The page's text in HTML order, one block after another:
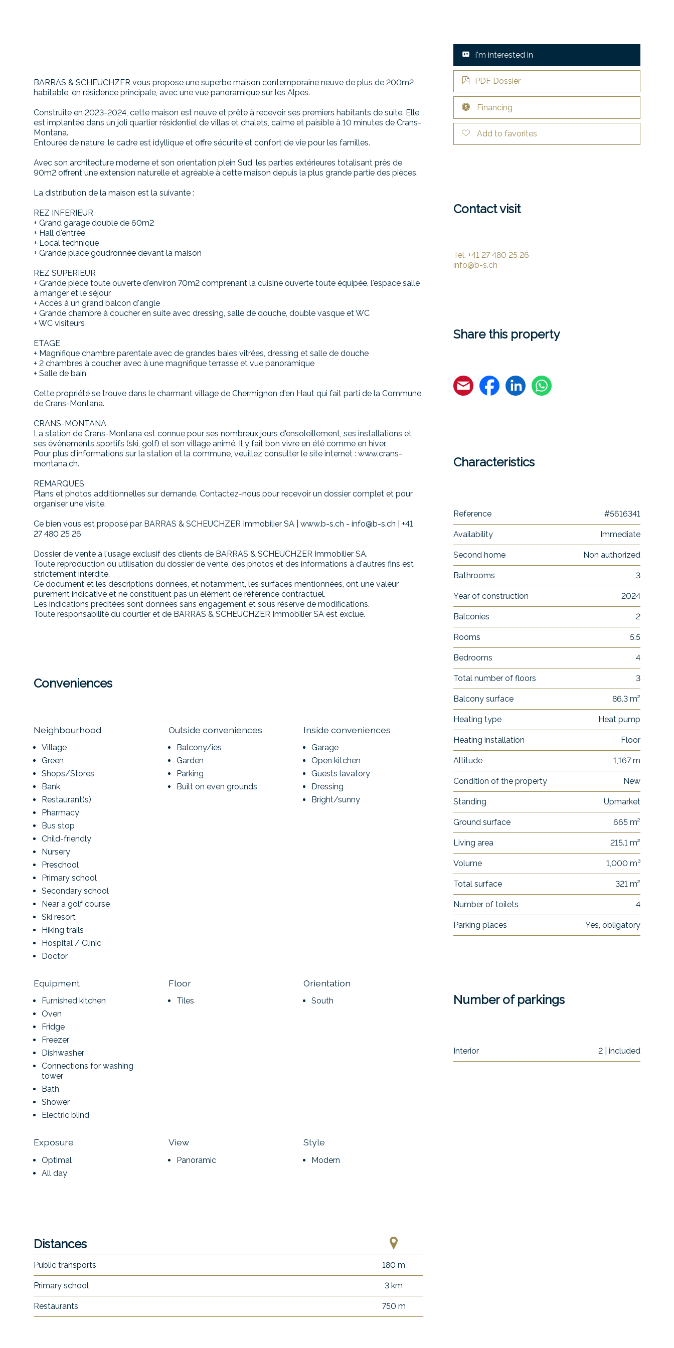
BARRAS & SCHEUCHZER vous propose une superbe maison contemporaine neuve de plus de 200m2
habitable, en résidence principale, avec une vue panoramique sur les Alpes.
Construite en 2023-2024, cette maison est neuve et prête à recevoir ses premiers habitants de suite. Elle
est implantée dans un joli quartier résidentiel de villas et chalets, calme et paisible à 10 minutes de Crans-
Montana.
Entourée de nature, le cadre est idyllique et offre sécurité et confort de vie pour les familles.
Avec son architecture moderne et son orientation plein Sud, les parties extérieures totalisant près de
90m2 offrent une extension naturelle et agréable à cette maison depuis la plus grande partie des pièces.
La distribution de la maison est la suivante :
REZ INFERIEUR
+ Grand garage double de 60m2
+ Hall d'entrée
+ Local technique
+ Grande place goudronnée devant la maison
REZ SUPERIEUR
+ Grande pièce toute ouverte d'environ 70m2 comprenant la cuisine ouverte toute équipée, l'espace salle
à manger et le séjour
+ Accès à un grand balcon d'angle
+ Grande chambre à coucher en suite avec dressing, salle de douche, double vasque et WC
+ WC visiteurs
ETAGE
+ Magnifique chambre parentale avec de grandes baies vitrées, dressing et salle de douche
+ 2 chambres à coucher avec à une magnifique terrasse et vue panoramique
+ Salle de bain
Cette propriété se trouve dans le charmant village de Chermignon d'en Haut qui fait parti de la Commune
de Crans-Montana.
CRANS-MONTANA
La station de Crans-Montana est connue pour ses nombreux jours d'ensoleillement, ses installations et
ses évènements sportifs (ski, golf) et son village animé. Il y fait bon vivre en été comme en hiver.
Pour plus d'informations sur la station et la commune, veuillez consulter le site internet : www.crans-
montana.ch.
REMARQUES
Plans et photos additionnelles sur demande. Contactez-nous pour recevoir un dossier complet et pour
organiser une visite.
Ce bien vous est proposé par BARRAS & SCHEUCHZER Immobilier SA | www.b-s.ch - info@b-s.ch | +41
27 480 25 26
Dossier de vente à l'usage exclusif des clients de BARRAS & SCHEUCHZER Immobilier SA.
Toute reproduction ou utilisation du dossier de vente, des photos et des informations à d'autres fins est
strictement interdite.
Ce document et les descriptions données, et notamment, les surfaces mentionnées, ont une valeur
purement indicative et ne constituent pas un élément de référence contractuel.
Les indications précitées sont données sans engagement et sous réserve de modifications.
Toute responsabilité du courtier et de BARRAS & SCHEUCHZER Immobilier SA est exclue.
Conveniences
Neighbourhood
Village
Green
Shops/Stores
Bank
Restaurant(s)
Pharmacy
Bus stop
Child-friendly
Nursery
Preschool
Primary school
Secondary school
Near a golf course
Ski resort
Hiking trails
Hospital / Clinic
Doctor
Outside conveniences
Balcony/ies
Garden
Parking
Built on even grounds
Inside conveniences
Garage
Open kitchen
Guests lavatory
Dressing
Bright/sunny
Equipment
Furnished kitchen
Oven
Fridge
Freezer
Dishwasher
Connections for washing
tower
Bath
Shower
Electric blind
Floor
Tiles
Orientation
South
Exposure
Optimal
All day
View
Panoramic
Style
Modern
Distances
Public transports 180 m
Primary school 3 km
Restaurants 750 m
I'm interested in
PDF Dossier
Financing
Add to favorites
Contact visit
Tel. +41 27 480 25 26
info@b-s.ch
Share this property
Characteristics
Reference #5616341
Availability Immediate
Second home Non authorized
Bathrooms 3
Year of construction 2024
Balconies 2
Rooms 5.5
Bedrooms 4
Total number of floors 3
Balcony surface 86.3 m²
Heating type Heat pump
Heating installation Floor
Altitude 1,167 m
Condition of the property New
Standing Upmarket
Ground surface 665 m²
Living area 215.1 m²
Volume 1,000 m³
Total surface 321 m²
Number of toilets 4
Parking places Yes, obligatory
Number of parkings
Interior 2 | included